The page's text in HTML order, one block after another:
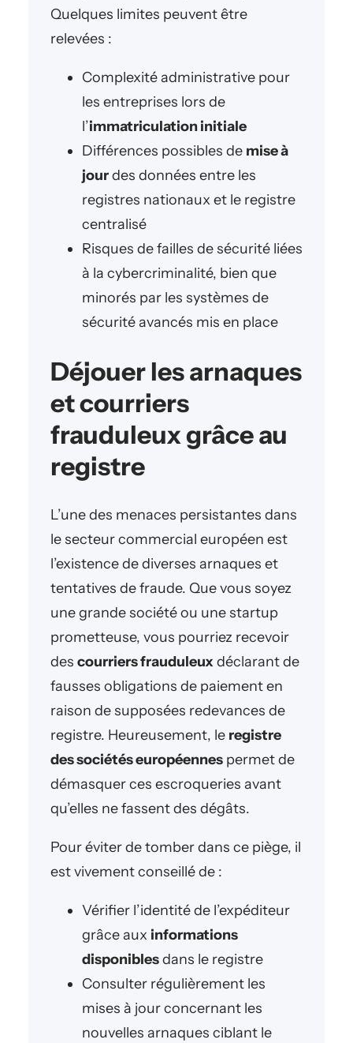
Quelques limites peuvent être
relevées :
Complexité administrative pour
les entreprises lors de
l’immatriculation initiale
Différences possibles de mise à
jourdes données entre les
registres nationaux et le registre
centralisé
Risques de failles de sécurité liées
à la cybercriminalité, bien que
minorés par les systèmes de
sécurité avancés mis en place
Déjouer les arnaques
et courriers
frauduleux grâce au
registre
L’une des menaces persistantes dans
le secteur commercial européen est
l’existence de diverses arnaques et
tentatives de fraude. Que vous soyez
une grande société ou une startup
prometteuse, vous pourriez recevoir
des courriers frauduleuxdéclarant de
fausses obligations de paiement en
raison de supposées redevances de
registre. Heureusement, le registre
des sociétés européennes permet de
démasquer ces escroqueries avant
qu’elles ne fassent des dégâts.
Pour éviter de tomber dans ce piège, il
est vivement conseillé de :
Vérifier l’identité de l’expéditeur
grâce aux informations
disponiblesdans le registre
Consulter régulièrement les
mises à jour concernant les
nouvelles arnaques ciblant le